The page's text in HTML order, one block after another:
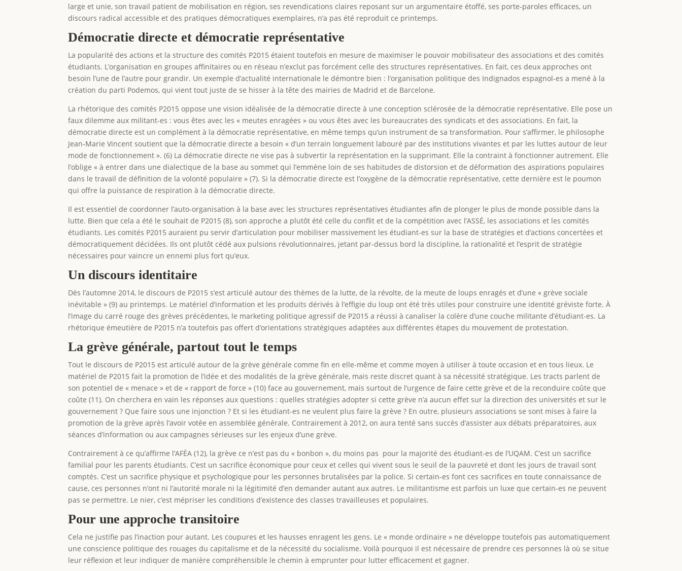
large et unie, son travail patient de mobilisation en région, ses revendications claires reposant sur un argumentaire étoffé, ses porte-paroles efficaces, un
discours radical accessible et des pratiques démocratiques exemplaires, n’a pas été reproduit ce printemps.
Démocratie directe et démocratie représentative
La popularité des actions et la structure des comités P2015 étaient toutefois en mesure de maximiser le pouvoir mobilisateur des associations et des comités
étudiants. L’organisation en groupes affinitaires ou en réseau n’exclut pas forcément celle des structures représentatives. En fait, ces deux approches ont
besoin l’une de l’autre pour grandir. Un exemple d’actualité internationale le démontre bien : l’organisation politique des Indignados espagnol-es a mené à la
création du parti Podemos, qui vient tout juste de se hisser à la tête des mairies de Madrid et de Barcelone.
La rhétorique des comités P2015 oppose une vision idéalisée de la démocratie directe à une conception sclérosée de la démocratie représentative. Elle pose un
faux dilemme aux militant-es : vous êtes avec les « meutes enragées » ou vous êtes avec les bureaucrates des syndicats et des associations. En fait, la
démocratie directe est un complément à la démocratie représentative, en même temps qu’un instrument de sa transformation. Pour s’affirmer, le philosophe
Jean-Marie Vincent soutient que la démocratie directe a besoin « d’un terrain longuement labouré par des institutions vivantes et par les luttes autour de leur
mode de fonctionnement ». (6) La démocratie directe ne vise pas à subvertir la représentation en la supprimant. Elle la contraint à fonctionner autrement. Elle
l’oblige « à entrer dans une dialectique de la base au sommet qui l’emmène loin de ses habitudes de distorsion et de déformation des aspirations populaires
dans le travail de définition de la volonté populaire » (7). Si la démocratie directe est l’oxygène de la démocratie représentative, cette dernière est le poumon
qui offre la puissance de respiration à la démocratie directe.
Il est essentiel de coordonner l’auto-organisation à la base avec les structures représentatives étudiantes afin de plonger le plus de monde possible dans la
lutte. Bien que cela a été le souhait de P2015 (8), son approche a plutôt été celle du conflit et de la compétition avec l’ASSÉ, les associations et les comités
étudiants. Les comités P2015 auraient pu servir d’articulation pour mobiliser massivement les étudiant-es sur la base de stratégies et d’actions concertées et
démocratiquement décidées. Ils ont plutôt cédé aux pulsions révolutionnaires, jetant par-dessus bord la discipline, la rationalité et l’esprit de stratégie
nécessaires pour vaincre un ennemi plus fort qu’eux.
Un discours identitaire
Dès l’automne 2014, le discours de P2015 s’est articulé autour des thèmes de la lutte, de la révolte, de la meute de loups enragés et d’une « grève sociale
inévitable » (9) au printemps. Le matériel d’information et les produits dérivés à l’effigie du loup ont été très utiles pour construire une identité gréviste forte. À
l’image du carré rouge des grèves précédentes, le marketing politique agressif de P2015 a réussi à canaliser la colère d’une couche militante d’étudiant-es. La
rhétorique émeutière de P2015 n’a toutefois pas offert d’orientations stratégiques adaptées aux différentes étapes du mouvement de protestation.
La grève générale, partout tout le temps
Tout le discours de P2015 est articulé autour de la grève générale comme fin en elle-même et comme moyen à utiliser à toute occasion et en tous lieux. Le
matériel de P2015 fait la promotion de l’idée et des modalités de la grève générale, mais reste discret quant à sa nécessité stratégique. Les tracts parlent de
son potentiel de « menace » et de « rapport de force » (10) face au gouvernement, mais surtout de l’urgence de faire cette grève et de la reconduire coûte que
coûte (11). On cherchera en vain les réponses aux questions : quelles stratégies adopter si cette grève n’a aucun effet sur la direction des universités et sur le
gouvernement ? Que faire sous une injonction ? Et si les étudiant-es ne veulent plus faire la grève ? En outre, plusieurs associations se sont mises à faire la
promotion de la grève après l’avoir votée en assemblée générale. Contrairement à 2012, on aura tenté sans succès d’assister aux débats préparatoires, aux
séances d’information ou aux campagnes sérieuses sur les enjeux d’une grève.
Contrairement à ce qu’affirme l’AFÉA (12), la grève ce n’est pas du « bonbon », du moins pas pour la majorité des étudiant-es de l’UQAM. C’est un sacrifice
familial pour les parents étudiants. C’est un sacrifice économique pour ceux et celles qui vivent sous le seuil de la pauvreté et dont les jours de travail sont
comptés. C’est un sacrifice physique et psychologique pour les personnes brutalisées par la police. Si certain-es font ces sacrifices en toute connaissance de
cause, ces personnes n’ont ni l’autorité morale ni la légitimité d’en demander autant aux autres. Le militantisme est parfois un luxe que certain-es ne peuvent
pas se permettre. Le nier, c’est mépriser les conditions d’existence des classes travailleuses et populaires.
Pour une approche transitoire
Cela ne justifie pas l’inaction pour autant. Les coupures et les hausses enragent les gens. Le « monde ordinaire » ne développe toutefois pas automatiquement
une conscience politique des rouages du capitalisme et de la nécessité du socialisme. Voilà pourquoi il est nécessaire de prendre ces personnes là où se situe
leur réflexion et leur indiquer de manière compréhensible le chemin à emprunter pour lutter efficacement et gagner.